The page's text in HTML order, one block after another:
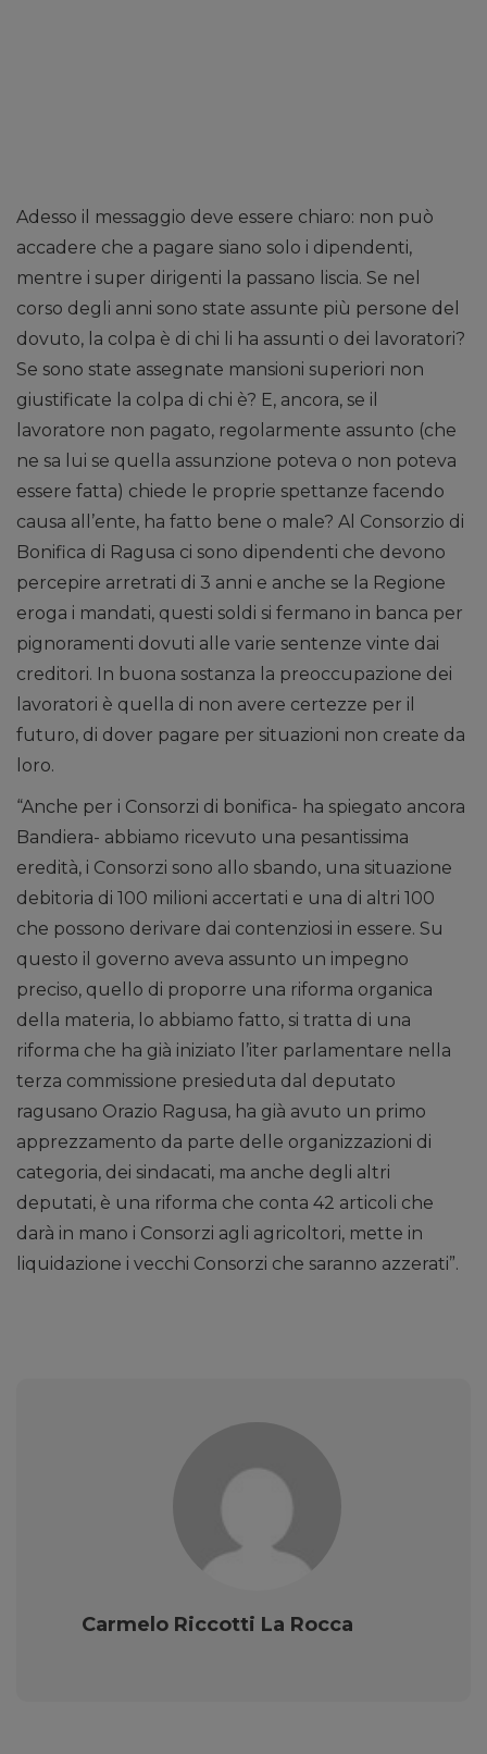
Adesso il messaggio deve essere chiaro: non può
accadere che a pagare siano solo i dipendenti,
mentre i super dirigenti la passano liscia. Se nel
corso degli anni sono state assunte più persone del
dovuto, la colpa è di chi li ha assunti o dei lavoratori?
Se sono state assegnate mansioni superiori non
giustificate la colpa di chi è? E, ancora, se il
lavoratore non pagato, regolarmente assunto (che
ne sa lui se quella assunzione poteva o non poteva
essere fatta) chiede le proprie spettanze facendo
causa all’ente, ha fatto bene o male? Al Consorzio di
Bonifica di Ragusa ci sono dipendenti che devono
percepire arretrati di 3 anni e anche se la Regione
eroga i mandati, questi soldi si fermano in banca per
pignoramenti dovuti alle varie sentenze vinte dai
creditori. In buona sostanza la preoccupazione dei
lavoratori è quella di non avere certezze per il
futuro, di dover pagare per situazioni non create da
loro.
“Anche per i Consorzi di bonifica- ha spiegato ancora
Bandiera- abbiamo ricevuto una pesantissima
eredità, i Consorzi sono allo sbando, una situazione
debitoria di 100 milioni accertati e una di altri 100
che possono derivare dai contenziosi in essere. Su
questo il governo aveva assunto un impegno
preciso, quello di proporre una riforma organica
della materia, lo abbiamo fatto, si tratta di una
riforma che ha già iniziato l’iter parlamentare nella
terza commissione presieduta dal deputato
ragusano Orazio Ragusa, ha già avuto un primo
apprezzamento da parte delle organizzazioni di
categoria, dei sindacati, ma anche degli altri
deputati, è una riforma che conta 42 articoli che
darà in mano i Consorzi agli agricoltori, mette in
liquidazione i vecchi Consorzi che saranno azzerati”.
Carmelo Riccotti La Rocca